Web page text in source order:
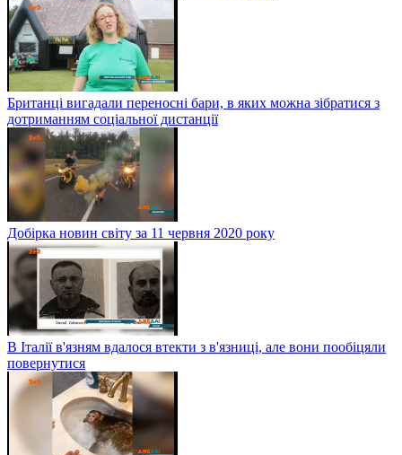
Британці вигадали переносні бари, в яких можна зібратися з
дотриманням соціальної дистанції
Добірка новин світу за 11 червня 2020 року
В Італії в'язням вдалося втекти з в'язниці, але вони пообіцяли
повернутися